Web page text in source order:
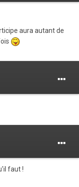
aura autant de
faut !